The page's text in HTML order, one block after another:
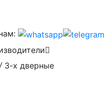
3-х дверные